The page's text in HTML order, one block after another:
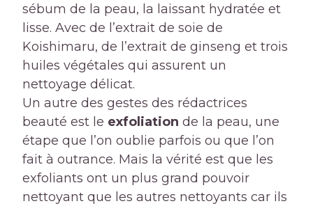
sébum de la peau, la laissant hydratée et
lisse. Avec de l’extrait de soie de
Koishimaru, de l’extrait de ginseng et trois
huiles végétales qui assurent un
nettoyage délicat.
Un autre des gestes des rédactrices
beauté est le exfoliation de la peau, une
étape que l’on oublie parfois ou que l’on
fait à outrance. Mais la vérité est que les
exfoliants ont un plus grand pouvoir
nettoyant que les autres nettoyants car ils